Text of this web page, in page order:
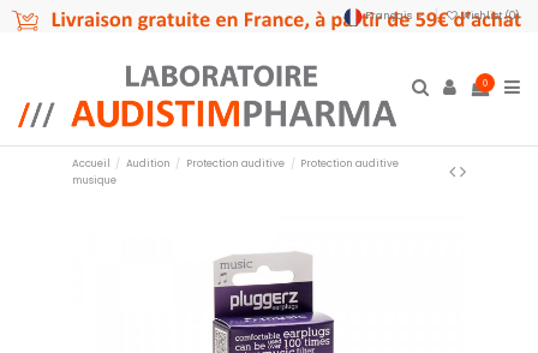
Français Wishlist (0)
0
Accueil Audition Protection auditive
Protection auditive
musique